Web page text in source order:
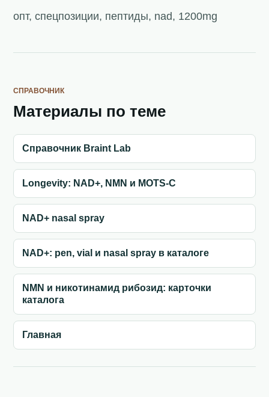
опт, спецпозиции, пептиды, nad, 1200mg
СПРАВОЧНИК
Материалы по теме
Справочник Braint Lab
Longevity: NAD+, NMN и MOTS-C
NAD+ nasal spray
NAD+: pen, vial и nasal spray в каталоге
NMN и никотинамид рибозид: карточки
каталога
Главная